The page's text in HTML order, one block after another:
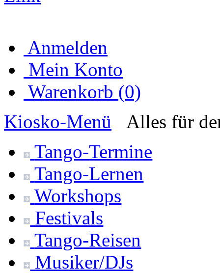
Anmelden
Mein Konto
Warenkorb (0)
Kiosko-Menü
Alles für
Tango-Termine
Tango-Lernen
Workshops
Festivals
Tango-Reisen
Musiker/DJs